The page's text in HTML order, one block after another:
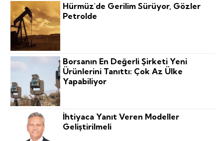
Hürmüz'de Gerilim Sürüyor, Gözler
Petrolde
Borsanın En Değerli Şirketi Yeni
Ürünlerini Tanıttı: Çok Az Ülke
Yapabiliyor
İhtiyaca Yanıt Veren Modeller
Geliştirilmeli